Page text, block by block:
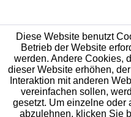
Diese Website benutzt
Betrieb der Website
werden. Andere Cookies,
dieser Website erhöhen,
Interaktion mit anderen
vereinfachen sollen,
gesetzt. Um einzelne
abzulehnen, klicken Sie